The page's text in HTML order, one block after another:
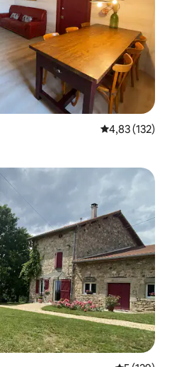
Xếp hạng
4,83 (132)